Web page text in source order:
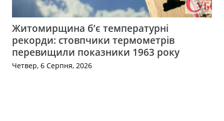
Житомирщина б’є температурні
рекорди: стовпчики термометрів
перевищили показники 1963 року
Четвер, 6 Серпня, 2026